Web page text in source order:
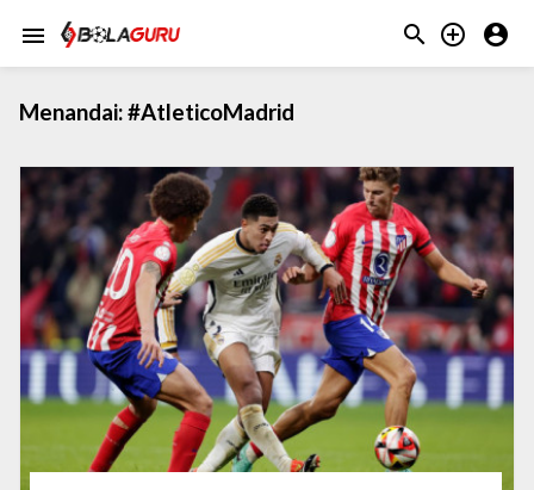
menu   
Menandai:#AtleticoMadrid